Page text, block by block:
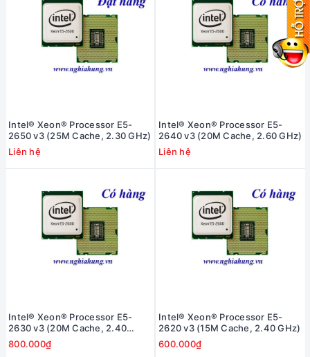
Intel® Xeon® Processor E5-
2650 v3 (25M Cache, 2.30 GHz)
Liên hệ
Intel® Xeon® Processor E5-
2640 v3 (20M Cache, 2.60 GHz)
Liên hệ
Intel® Xeon® Processor E5-
2630 v3 (20M Cache, 2.40
GHz)
800.000₫
Intel® Xeon® Processor E5-
2620 v3 (15M Cache, 2.40 GHz)
600.000₫